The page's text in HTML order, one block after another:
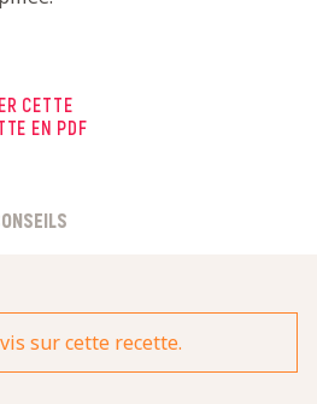
CETTE
EN PDF
sur cette recette.